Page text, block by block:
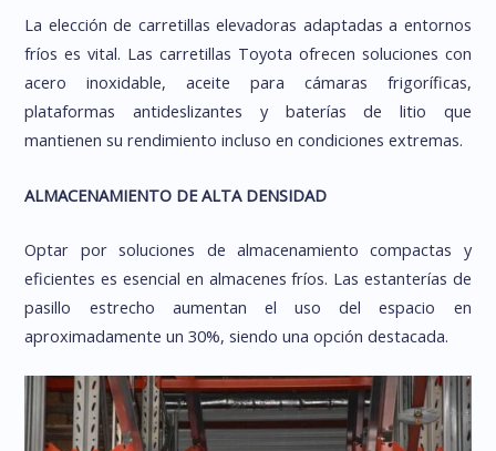
La elección de carretillas elevadoras adaptadas a entornos
fríos es vital. Las carretillas Toyota ofrecen soluciones con
acero inoxidable, aceite para cámaras frigoríficas,
plataformas antideslizantes y baterías de litio que
mantienen su rendimiento incluso en condiciones extremas.
ALMACENAMIENTO DE ALTA DENSIDAD
Optar por soluciones de almacenamiento compactas y
eficientes es esencial en almacenes fríos. Las estanterías de
pasillo estrecho aumentan el uso del espacio en
aproximadamente un 30%, siendo una opción destacada.